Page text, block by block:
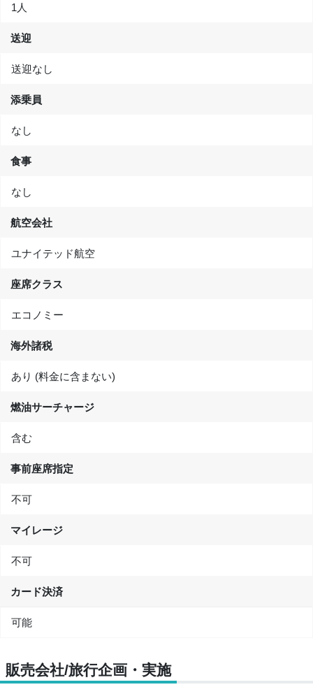
1人
送迎
送迎なし
添乗員
なし
食事
なし
航空会社
ユナイテッド航空
座席クラス
エコノミー
海外諸税
あり (料金に含まない)
燃油サーチャージ
含む
事前座席指定
不可
マイレージ
不可
カード決済
可能
販売会社/旅行企画・実施